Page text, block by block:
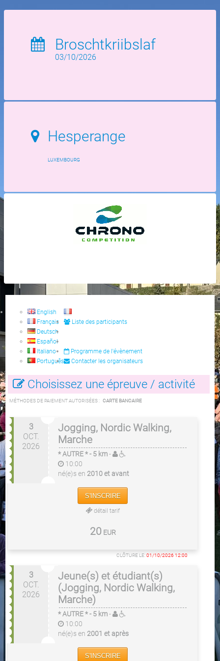
Broschtkriibslaf
03/10/2026
Hesperange
LUXEMBOURG
English
Français
Deutsch
Español
Italiano
Português
Liste des participants
Programme de l'évènement
Contacter les organisateurs
Choisissez une épreuve / activité
MÉTHODES DE PAIEMENT AUTORISÉES : CARTE BANCAIRE
3
OCT.
2026
Jogging, Nordic Walking,
Marche
* AUTRE *- 5 km-
10:00
né(e)s en 2010 et avant
S'INSCRIRE
détail tarif
20 EUR
CLÔTURE LE:01/10/2026 12:00
3
OCT.
2026
Jeune(s) et étudiant(s)
(Jogging, Nordic Walking,
Marche)
* AUTRE *- 5 km-
10:00
né(e)s en 2001 et après
S'INSCRIRE